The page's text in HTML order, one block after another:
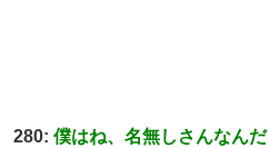
280: 僕はね、名無しさんなんだ